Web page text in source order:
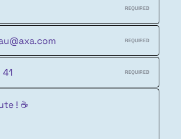
REQUIRED
REQUIRED
REQUIRED